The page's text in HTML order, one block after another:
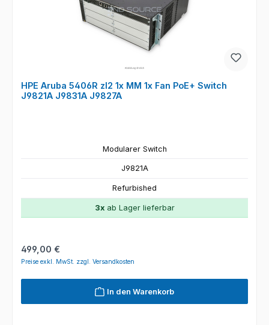
HPE Aruba 5406R zl2 1x MM 1x Fan PoE+ Switch
J9821A J9831A J9827A
Modularer Switch
J9821A
Refurbished
3xab Lager lieferbar
Regulärer Preis:
499,00 €
Preise exkl. MwSt. zzgl. Versandkosten
In den Warenkorb